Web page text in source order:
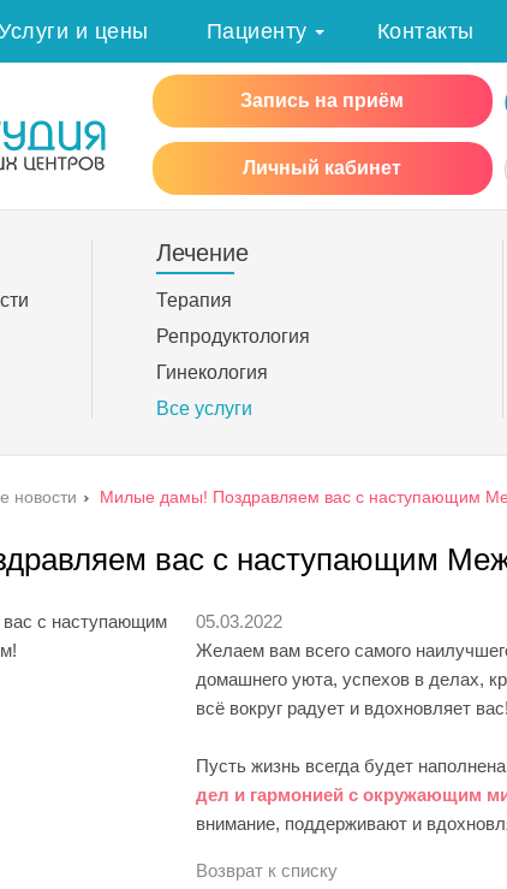
и цены Пациенту Контакты
Запись на приём
Личный кабинет
Лечение
Терапия
Репродуктология
Гинекология
Все услуги
новости › Милые дамы! Поздравляем вас с наступающим
вас с наступающим
05.03.2022
Желаем вам всего самого
домашнего уюта, успехов в делах,
всё вокруг радует и вдохновляет вас!
Пусть жизнь всегда будет наполнена
дел и гармонией с окружающим
внимание, поддерживают и
Возврат к списку